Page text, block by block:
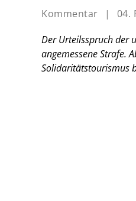
Kommentar | 04.
Der Urteilsspruch der
angemessene Strafe.
Solidaritätstourismus